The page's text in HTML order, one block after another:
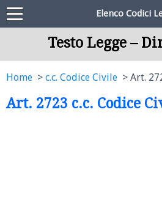
Elenco Codici
Testo Legge –
Home c.c. Codice Civile Art.
Art. 2723 c.c. Codice